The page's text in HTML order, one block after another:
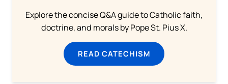
Explore the concise Q&A guide to Catholic faith,
doctrine, and morals by Pope St. Pius X.
READ CATECHISM